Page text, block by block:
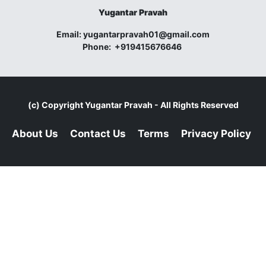
Yugantar Pravah
Email:yugantarpravah01@gmail.com
Phone: +919415676646
(c) CopyrightYugantar Pravah - All Rights Reserved
About Us Contact Us Terms Privacy Policy